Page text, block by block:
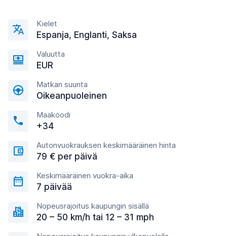
Kielet
Espanja, Englanti, Saksa
Valuutta
EUR
Matkan suunta
Oikeanpuoleinen
Maakoodi
+34
Autonvuokrauksen keskimääräinen hinta
79 € per päivä
Keskimääräinen vuokra-aika
7 päivää
Nopeusrajoitus kaupungin sisällä
20 – 50 km/h tai 12 – 31 mph